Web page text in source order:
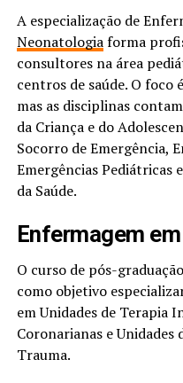
A especialização de
Neonatologiaforma
consultores na área
centros de saúde. O foco
mas as disciplinas
da Criança e do
Socorro de Emergência,
Emergências Pediátricas
da Saúde.
Enfermagem em
O curso de pós-
como objetivo
em Unidades de Terapia
Coronarianas e
Trauma.